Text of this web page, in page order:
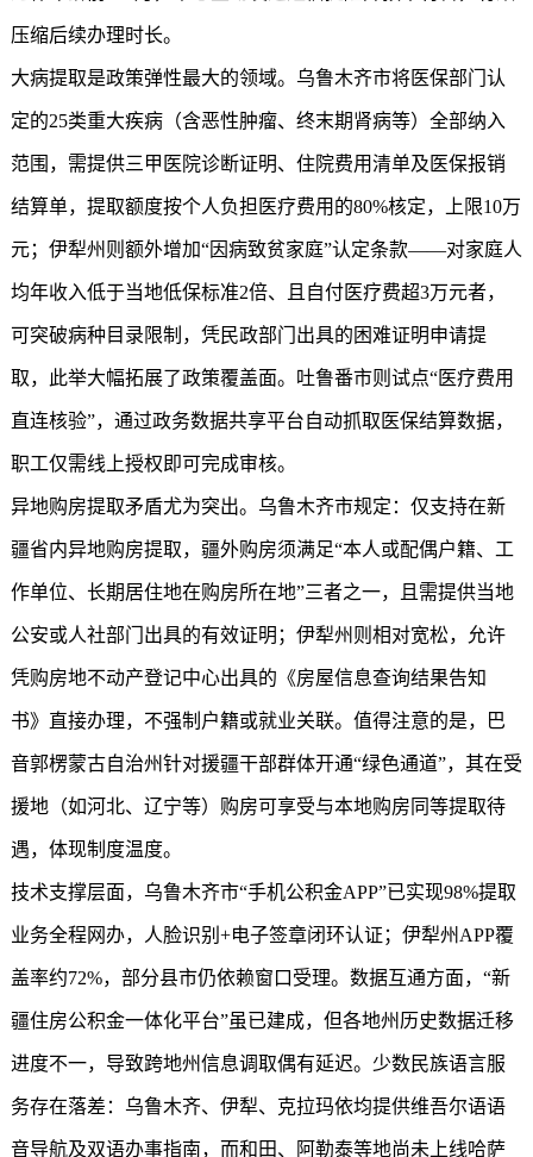
压缩后续办理时长。
大病提取是政策弹性最大的领域。乌鲁木齐市将医保部门认
定的25类重大疾病（含恶性肿瘤、终末期肾病等）全部纳入
范围，需提供三甲医院诊断证明、住院费用清单及医保报销
结算单，提取额度按个人负担医疗费用的80%核定，上限10万
元；伊犁州则额外增加“因病致贫家庭”认定条款——对家庭人
均年收入低于当地低保标准2倍、且自付医疗费超3万元者，
可突破病种目录限制，凭民政部门出具的困难证明申请提
取，此举大幅拓展了政策覆盖面。吐鲁番市则试点“医疗费用
直连核验”，通过政务数据共享平台自动抓取医保结算数据，
职工仅需线上授权即可完成审核。
异地购房提取矛盾尤为突出。乌鲁木齐市规定：仅支持在新
疆省内异地购房提取，疆外购房须满足“本人或配偶户籍、工
作单位、长期居住地在购房所在地”三者之一，且需提供当地
公安或人社部门出具的有效证明；伊犁州则相对宽松，允许
凭购房地不动产登记中心出具的《房屋信息查询结果告知
书》直接办理，不强制户籍或就业关联。值得注意的是，巴
音郭楞蒙古自治州针对援疆干部群体开通“绿色通道”，其在受
援地（如河北、辽宁等）购房可享受与本地购房同等提取待
遇，体现制度温度。
技术支撑层面，乌鲁木齐市“手机公积金APP”已实现98%提取
业务全程网办，人脸识别+电子签章闭环认证；伊犁州APP覆
盖率约72%，部分县市仍依赖窗口受理。数据互通方面，“新
疆住房公积金一体化平台”虽已建成，但各地州历史数据迁移
进度不一，导致跨地州信息调取偶有延迟。少数民族语言服
务存在落差：乌鲁木齐、伊犁、克拉玛依均提供维吾尔语语
音导航及双语办事指南，而和田、阿勒泰等地尚未上线哈萨